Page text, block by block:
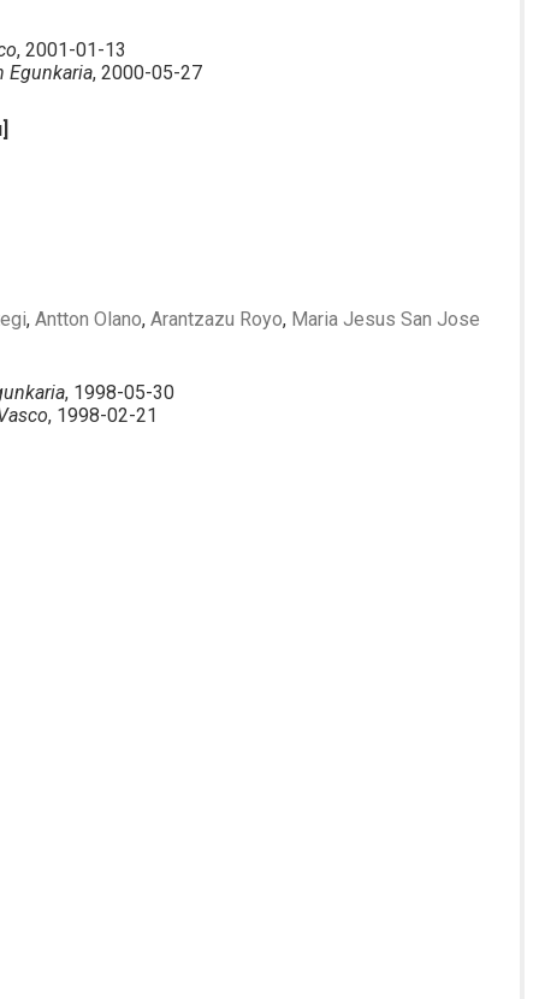
, 2001-01-13
Egunkaria, 2000-05-27
,Antton Olano,Arantzazu Royo, Maria Jesus San Jose
, 1998-05-30
, 1998-02-21